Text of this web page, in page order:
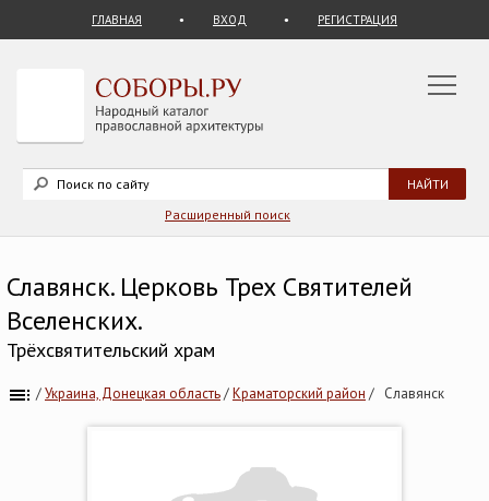
ГЛАВНАЯ ВХОД РЕГИСТРАЦИЯ
Расширенный поиск
Славянск. Церковь Трех Святителей
Вселенских.
Трёхсвятительский храм
/Украина, Донецкая область/Краматорский район / Славянск